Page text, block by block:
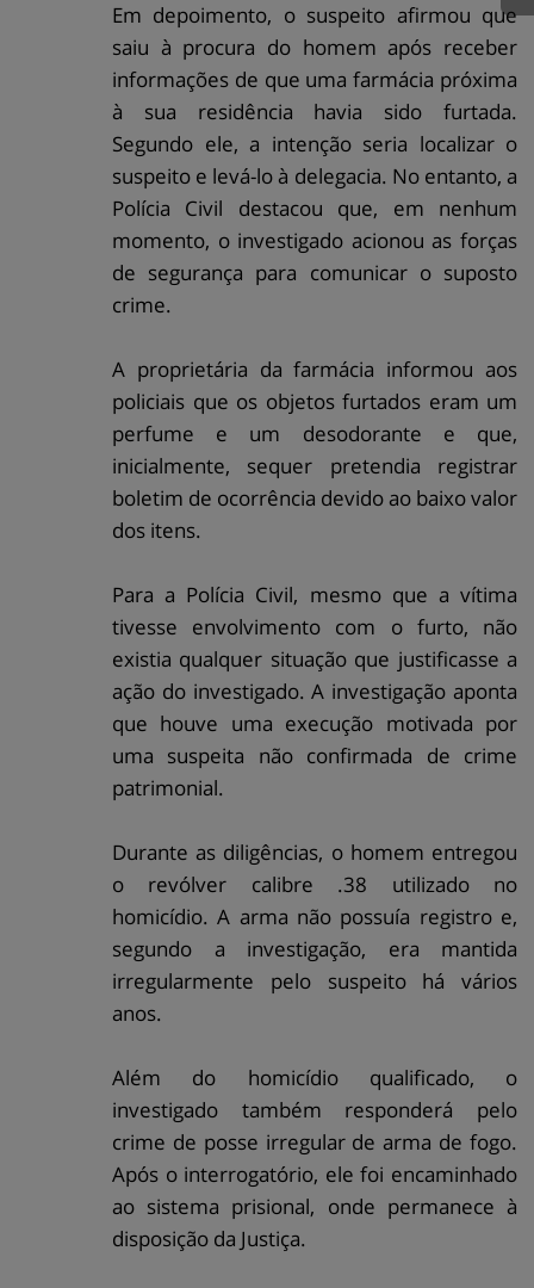
Em depoimento, o suspeito afirmou que
saiu à procura do homem após receber
informações de que uma farmácia próxima
à sua residência havia sido furtada.
Segundo ele, a intenção seria localizar o
suspeito e levá-lo à delegacia. No entanto, a
Polícia Civil destacou que, em nenhum
momento, o investigado acionou as forças
de segurança para comunicar o suposto
crime.
A proprietária da farmácia informou aos
policiais que os objetos furtados eram um
perfume e um desodorante e que,
inicialmente, sequer pretendia registrar
boletim de ocorrência devido ao baixo valor
dos itens.
Para a Polícia Civil, mesmo que a vítima
tivesse envolvimento com o furto, não
existia qualquer situação que justificasse a
ação do investigado. A investigação aponta
que houve uma execução motivada por
uma suspeita não confirmada de crime
patrimonial.
Durante as diligências, o homem entregou
o revólver calibre .38 utilizado no
homicídio. A arma não possuía registro e,
segundo a investigação, era mantida
irregularmente pelo suspeito há vários
anos.
Além do homicídio qualificado, o
investigado também responderá pelo
crime de posse irregular de arma de fogo.
Após o interrogatório, ele foi encaminhado
ao sistema prisional, onde permanece à
disposição da Justiça.